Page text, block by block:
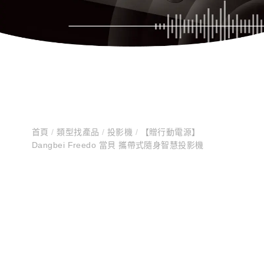
首頁/ 類型找產品 / 投影機 / 【贈行動電源】
Dangbei Freedo 當貝 攜帶式隨身智慧投影機